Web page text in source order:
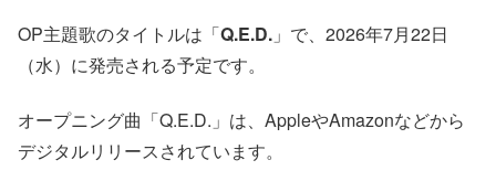
OP主題歌のタイトルは「Q.E.D. 」で、2026年7月22日
（水）に発売される予定です。
オープニング曲「Q.E.D.」は、AppleやAmazonなどから
デジタルリリースされています。